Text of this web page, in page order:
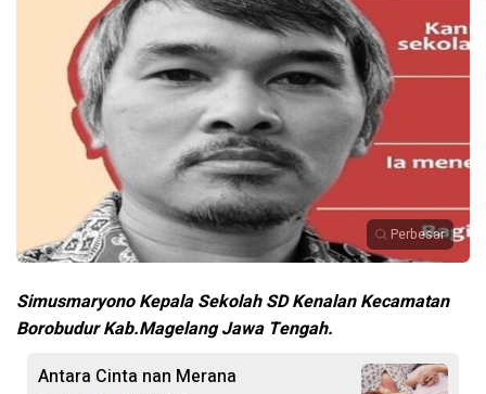
Perbesar
Simusmaryono Kepala Sekolah SD Kenalan Kecamatan
Borobudur Kab.Magelang Jawa Tengah.
Antara Cinta nan Merana